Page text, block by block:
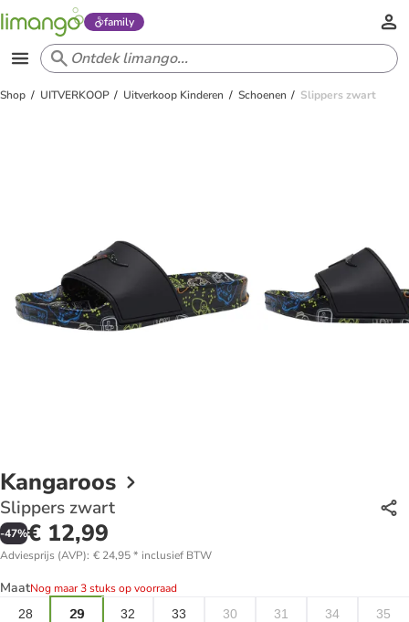
family
Shop UITVERKOOP Uitverkoop Kinderen Schoenen Slippers zwart
Kangaroos
Slippers zwart
-47%€ 12,99
Adviesprijs (AVP): € 24,95* inclusief BTW
MaatNog maar 3 stuks op voorraad
28
29 32 33 30 31 34 35